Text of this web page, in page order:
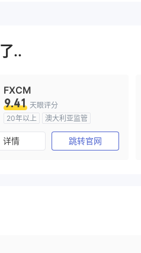
..
FXCM
9.41 天眼评分
20年以上
澳大利亚监管
全牌照 (MM)
主标MT4
详情 跳转官网